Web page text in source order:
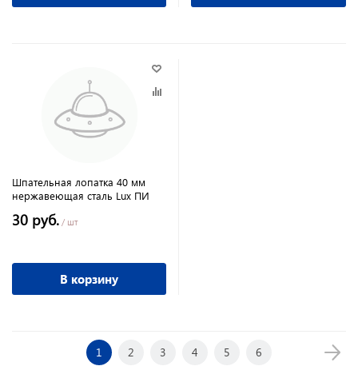
Шпательная лопатка 40 мм
нержавеющая сталь Lux ПИ
30 руб. / шт
В корзину
1 2 3 4 5 6